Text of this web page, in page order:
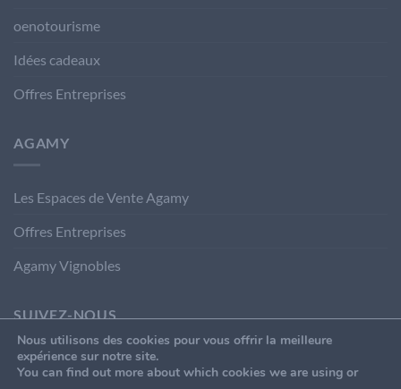
oenotourisme
Idées cadeaux
Offres Entreprises
AGAMY
Les Espaces de Vente Agamy
Offres Entreprises
Agamy Vignobles
SUIVEZ-NOUS
Nous utilisons des cookies pour vous offrir la meilleure
expérience sur notre site.
You can find out more about which cookies we are using or